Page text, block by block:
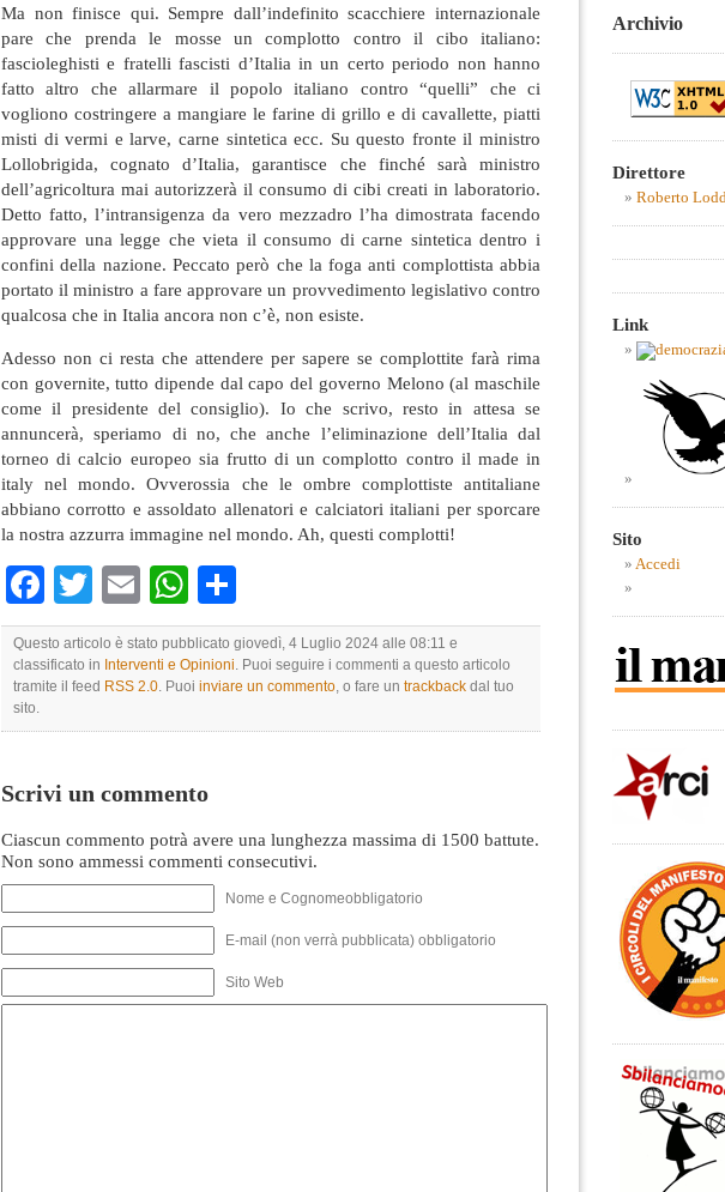
Ma non finisce qui. Sempre dall’indefinito scacchiere internazionale
pare che prenda le mosse un complotto contro il cibo italiano:
fascioleghisti e fratelli fascisti d’Italia in un certo periodo non hanno
fatto altro che allarmare il popolo italiano contro “quelli” che ci
vogliono costringere a mangiare le farine di grillo e di cavallette, piatti
misti di vermi e larve, carne sintetica ecc. Su questo fronte il ministro
Lollobrigida, cognato d’Italia, garantisce che finché sarà ministro
dell’agricoltura mai autorizzerà il consumo di cibi creati in laboratorio.
Detto fatto, l’intransigenza da vero mezzadro l’ha dimostrata facendo
approvare una legge che vieta il consumo di carne sintetica dentro i
confini della nazione. Peccato però che la foga anti complottista abbia
portato il ministro a fare approvare un provvedimento legislativo contro
qualcosa che in Italia ancora non c’è, non esiste.
Adesso non ci resta che attendere per sapere se complottite farà rima
con governite, tutto dipende dal capo del governo Melono (al maschile
come il presidente del consiglio). Io che scrivo, resto in attesa se
annuncerà, speriamo di no, che anche l’eliminazione dell’Italia dal
torneo di calcio europeo sia frutto di un complotto contro il made in
italy nel mondo. Ovverossia che le ombre complottiste antitaliane
abbiano corrotto e assoldato allenatori e calciatori italiani per sporcare
la nostra azzurra immagine nel mondo. Ah, questi complotti!
Facebook
TwitterEmailWhatsApp
Questo articolo è stato pubblicato giovedì, 4 Luglio 2024 alle 08:11 e
classificato in Interventi e Opinioni. Puoi seguire i commenti a questo articolo
tramite il feed RSS 2.0. Puoi inviare un commento, o fare un trackback dal tuo
sito.
Scrivi un commento
Ciascun commento potrà avere una lunghezza massima di 1500 battute.
Non sono ammessi commenti consecutivi.
Nome e Cognomeobbligatorio
E-mail (non verrà pubblicata) obbligatorio
Sito Web
Archivio
Direttore
Roberto
Link
Sito
Accedi